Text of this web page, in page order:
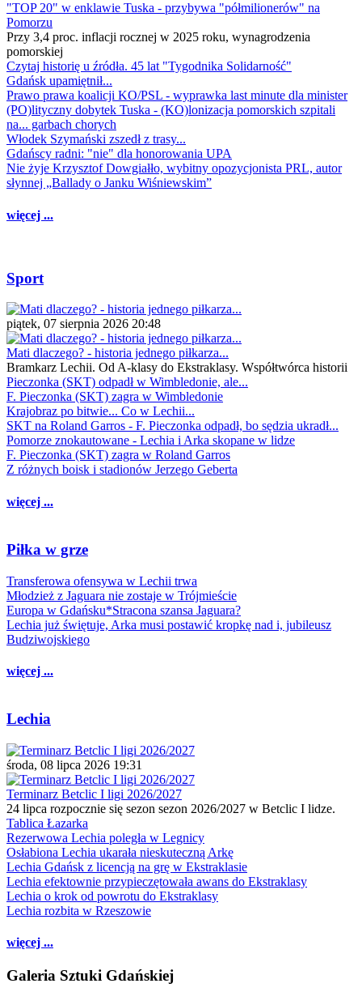
"TOP 20" w enklawie Tuska - przybywa "półmilionerów" na
Pomorzu
Przy 3,4 proc. inflacji rocznej w 2025 roku, wynagrodzenia
pomorskiej
Czytaj historię u źródła. 45 lat "Tygodnika Solidarność"
Gdańsk upamiętnił...
Prawo prawa koalicji KO/PSL - wyprawka last minute dla minister
(PO)lityczny dobytek Tuska - (KO)lonizacja pomorskich szpitali
na... garbach chorych
Włodek Szymański zszedł z trasy...
Gdańscy radni: "nie" dla honorowania UPA
Nie żyje Krzysztof Dowgiałło, wybitny opozycjonista PRL, autor
słynnej „Ballady o Janku Wiśniewskim”
więcej ...
Sport
piątek, 07 sierpnia 2026 20:48
Mati dlaczego? - historia jednego piłkarza...
Bramkarz Lechii. Od A-klasy do Ekstraklasy. Współtwórca historii
Pieczonka (SKT) odpadł w Wimbledonie, ale...
F. Pieczonka (SKT) zagra w Wimbledonie
Krajobraz po bitwie... Co w Lechii...
SKT na Roland Garros - F. Pieczonka odpadł, bo sędzia ukradł...
Pomorze znokautowane - Lechia i Arka skopane w lidze
F. Pieczonka (SKT) zagra w Roland Garros
Z różnych boisk i stadionów Jerzego Geberta
więcej ...
Piłka w grze
Transferowa ofensywa w Lechii trwa
Młodzież z Jaguara nie zostaje w Trójmieście
Europa w Gdańsku*Stracona szansa Jaguara?
Lechia już świętuje, Arka musi postawić kropkę nad i, jubileusz
Budziwojskiego
więcej ...
Lechia
środa, 08 lipca 2026 19:31
Terminarz Betclic I ligi 2026/2027
24 lipca rozpocznie się sezon sezon 2026/2027 w Betclic I lidze.
Tablica Łazarka
Rezerwowa Lechia poległa w Legnicy
Osłabiona Lechia ukarała nieskuteczną Arkę
Lechia Gdańsk z licencją na grę w Ekstraklasie
Lechia efektownie przypieczętowała awans do Ekstraklasy
Lechia o krok od powrotu do Ekstraklasy
Lechia rozbita w Rzeszowie
więcej ...
Galeria Sztuki Gdańskiej